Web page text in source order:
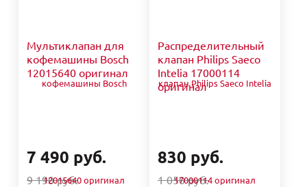
Мультиклапан для
кофемашины Bosch
12015640 оригинал
7 490 руб.
9 190 руб.
Распределительный
клапан Philips Saeco
Intelia 17000114
оригинал
830 руб.
1 050 руб.